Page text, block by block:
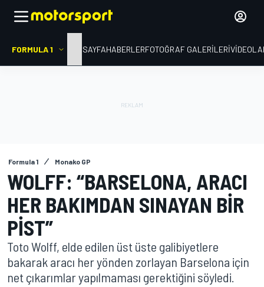
FORMULA 1 ANA SAYFAHABERLERFOTOĞRAF GALERILERI
Formula 1 Monako GP
WOLFF: “BARSELONA, ARACI
HER BAKIMDAN SINAYAN BIR
PIST”
Toto Wolff, elde edilen üst üste galibiyetlere
bakarak aracı her yönden zorlayan Barselona için
net çıkarımlar yapılmaması gerektiğini söyledi.